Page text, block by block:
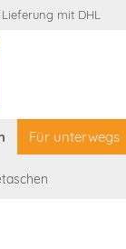
mit DHL
Für unterwegs